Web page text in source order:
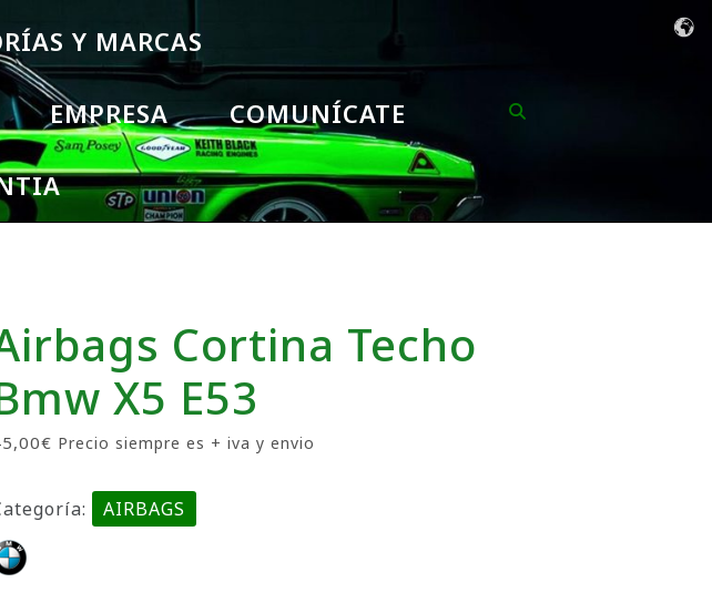
Y MARCAS
EMPRESA COMUNÍCATE
Cortina Techo
X5 E53
€ Precio siempre es + iva y envio
AIRBAGS